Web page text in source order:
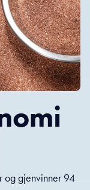
og gjenvinner 94